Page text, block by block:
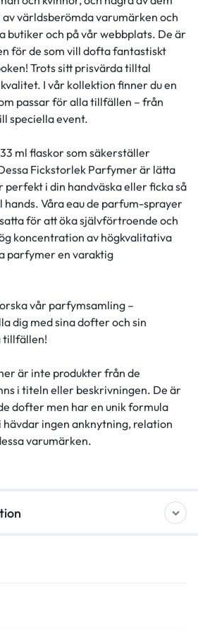
världsberömda varumärken och
butiker och på vår webbplats. De är
för de som vill dofta fantastiskt
Trots sitt prisvärda tilltal
I vår kollektion finner du en
passar för alla tillfällen – från
speciella event.
ml flaskor som säkerställer
Fickstorlek Parfymer är lätta
perfekt i din handväska eller ficka så
Våra eau de parfum-sprayer
för att öka självförtroende och
koncentration av högkvalitativa
parfymer en varaktig
vår parfymsamling –
dig med sina dofter och sin
tillfällen!
är inte produkter från de
i titeln eller beskrivningen. De är
dofter men har en unik formula
ingen anknytning, relation
varumärken.